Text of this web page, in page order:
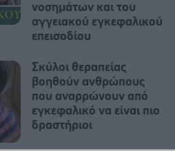
νοσημάτων και του
αγγειακού εγκεφαλικού
επεισοδίου
Σκύλοι θεραπείας
βοηθούν ανθρώπους
που αναρρώνουν από
εγκεφαλικό να είναι πιο
δραστήριοι